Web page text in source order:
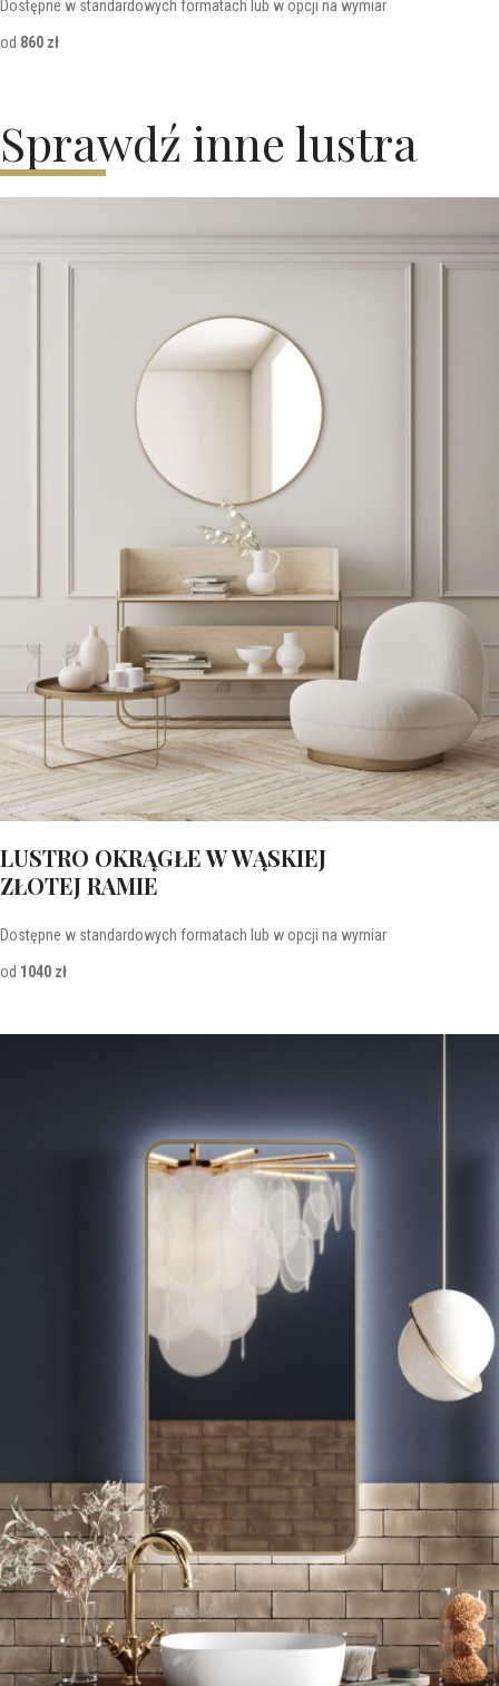
Dostępne w standardowych formatach lub w opcji na wymiar
od 860 zł
Sprawdź inne lustra
LUSTRO OKRĄGŁE W WĄSKIEJ
ZŁOTEJ RAMIE
Dostępne w standardowych formatach lub w opcji na wymiar
od 1040 zł